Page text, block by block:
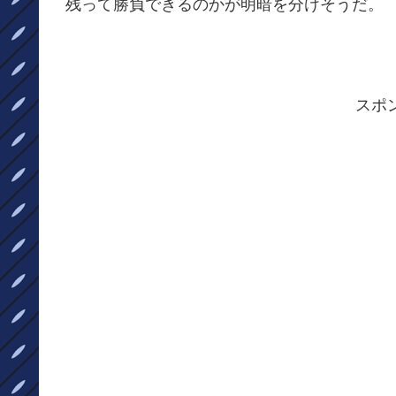
残って勝負できるのかが明暗を分けそうだ。
スポ